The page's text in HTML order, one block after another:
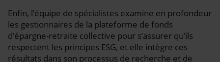
Enfin, l’équipe de spécialistes examine en profondeur
les gestionnaires de la plateforme de fonds
d’épargne-retraite collective pour s’assurer qu’ils
respectent les principes ESG, et elle intègre ces
résultats dans son processus de recherche et de